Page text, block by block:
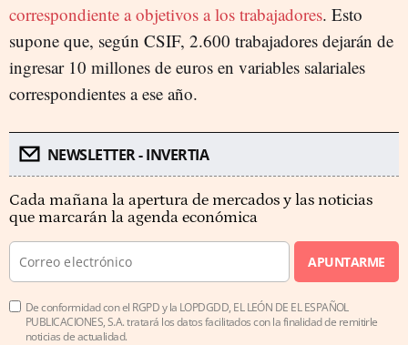
correspondiente a objetivos a los trabajadores. Esto
supone que, según CSIF, 2.600 trabajadores dejarán de
ingresar 10 millones de euros en variables salariales
correspondientes a ese año.
NEWSLETTER - INVERTIA
Cada mañana la apertura de mercados y las noticias
que marcarán la agenda económica
APUNTARME
De conformidad con el RGPD y la LOPDGDD, EL LEÓN DE EL ESPAÑOL
PUBLICACIONES, S.A. tratará los datos facilitados con la finalidad de remitirle
noticias de actualidad.